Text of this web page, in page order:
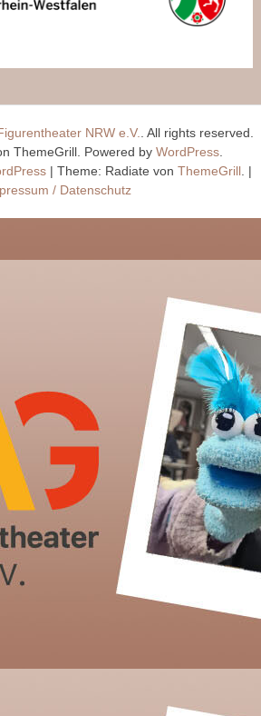
NRW e.V.
. All rights reserved.
ThemeGrill. Powered by WordPress
| Theme: Radiate von ThemeGrill. |
/ Datenschutz